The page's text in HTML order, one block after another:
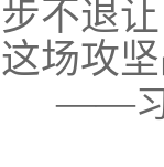
步不退
这场攻
——